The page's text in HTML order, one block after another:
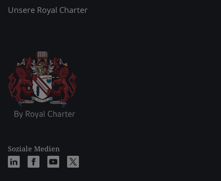
Unsere Royal Charter
Soziale Medien